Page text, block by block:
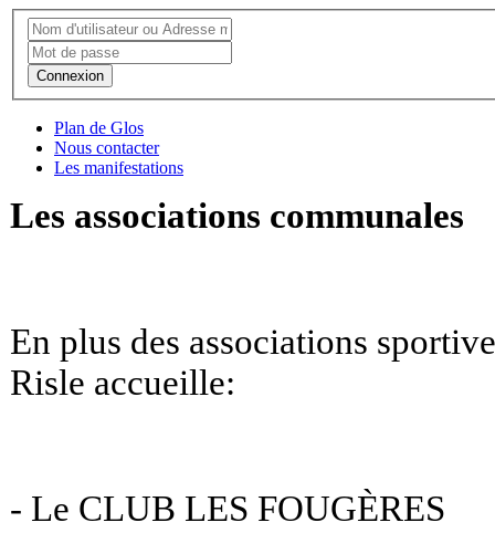
Connexion
Plan de Glos
Nous contacter
Les manifestations
Les associations communales
En plus des associations
Risle accueille:
- Le CLUB LES FOUGÈRES